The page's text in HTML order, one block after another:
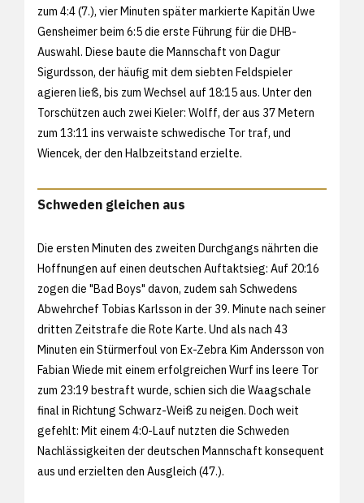
zum 4:4 (7.), vier Minuten später markierte Kapitän Uwe
Gensheimer beim 6:5 die erste Führung für die DHB-
Auswahl. Diese baute die Mannschaft von Dagur
Sigurdsson, der häufig mit dem siebten Feldspieler
agieren ließ, bis zum Wechsel auf 18:15 aus. Unter den
Torschützen auch zwei Kieler: Wolff, der aus 37 Metern
zum 13:11 ins verwaiste schwedische Tor traf, und
Wiencek, der den Halbzeitstand erzielte.
Schweden gleichen aus
Die ersten Minuten des zweiten Durchgangs nährten die
Hoffnungen auf einen deutschen Auftaktsieg: Auf 20:16
zogen die "Bad Boys" davon, zudem sah Schwedens
Abwehrchef Tobias Karlsson in der 39. Minute nach seiner
dritten Zeitstrafe die Rote Karte. Und als nach 43
Minuten ein Stürmerfoul von Ex-Zebra Kim Andersson von
Fabian Wiede mit einem erfolgreichen Wurf ins leere Tor
zum 23:19 bestraft wurde, schien sich die Waagschale
final in Richtung Schwarz-Weiß zu neigen. Doch weit
gefehlt: Mit einem 4:0-Lauf nutzten die Schweden
Nachlässigkeiten der deutschen Mannschaft konsequent
aus und erzielten den Ausgleich (47.).